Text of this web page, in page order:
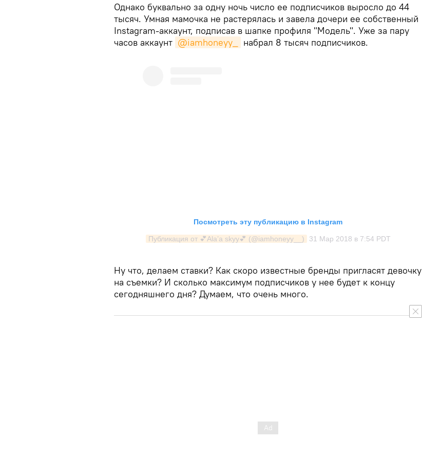
Однако буквально за одну ночь число ее подписчиков выросло до 44
тысяч. Умная мамочка не растерялась и завела дочери ее собственный
Instagram-аккаунт, подписав в шапке профиля "Модель". Уже за пару
часов аккаунт @iamhoneyy_ набрал 8 тысяч подписчиков.
Посмотреть эту публикацию в Instagram
Публикация от 💕Ala’a skyy💕 (@iamhoneyy__) 31 Мар 2018 в 7:54 PDT
Ну что, делаем ставки? Как скоро известные бренды пригласят девочку
на съемки? И сколько максимум подписчиков у нее будет к концу
сегодняшнего дня? Думаем, что очень много.